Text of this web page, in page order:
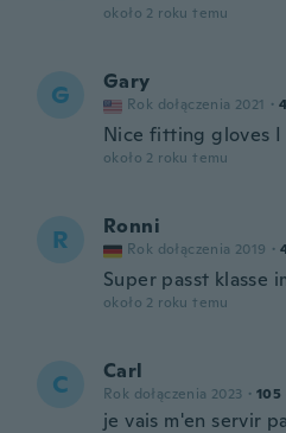
około 2 roku temu
G Gary
Rok dołączenia 2021 ·
Nice fitting gloves I
około 2 roku temu
R Ronni
Rok dołączenia 2019 ·
Super passt klasse
około 2 roku temu
C Carl
Rok dołączenia 2023 · 105
je vais m'en servir